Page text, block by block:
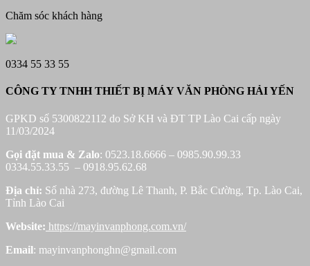
Chăm sóc khách hàng
0334 55 33 55
CÔNG TY TNHH THIẾT BỊ MÁY VĂN PHÒNG HẢI YẾN
GPKD số 5300822112 do Sở KH và ĐT TP Lào Cai cấp ngày
11/03/2024
Gọi đặt mua & Zalo: 0523.18.6666 – 0985.90.99.33
0334.55.33.55 – 0918.95.62.68
Địa chỉ: Số nhà 273, đường Lê Thanh, P. Bắc Cường, Tp. Lào Cai,
Tỉnh Lào Cai
Website: https://mayinvanphong.com.vn/
Email: mayinvanphonghn@gmail.com